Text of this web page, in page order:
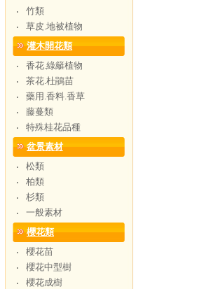
‧
竹類
‧
草皮.地被植物
灌木開花類
‧
香花.綠籬植物
‧
茶花.杜鵑苗
‧
藥用.香料.香草
‧
藤蔓類
‧
特殊桂花品種
盆景素材
‧
松類
‧
柏類
‧
杉類
‧
一般素材
櫻花類
‧
櫻花苗
‧
櫻花中型樹
‧
櫻花成樹